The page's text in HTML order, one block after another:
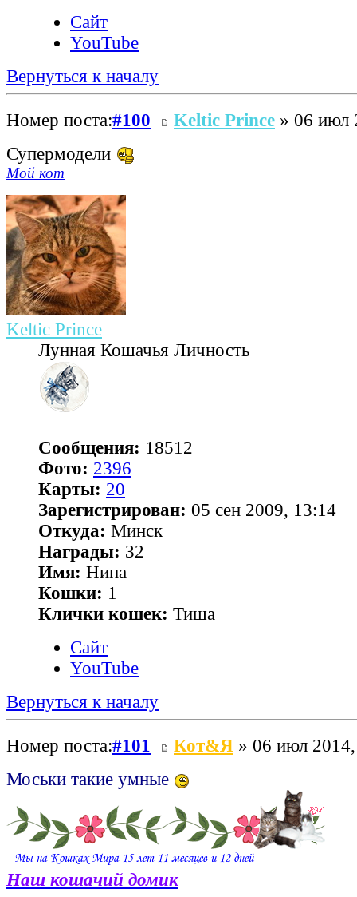
Сайт
YouTube
Вернуться к началу
Номер поста:#100 Keltic Prince » 06 июл
Супермодели
Мой кот
Keltic Prince
Лунная Кошачья Личность
Сообщения: 18512
Фото: 2396
Карты: 20
Зарегистрирован: 05 сен 2009, 13:14
Откуда: Минск
Награды: 32
Имя: Нина
Кошки: 1
Клички кошек: Тиша
Сайт
YouTube
Вернуться к началу
Номер поста:#101 Кот&Я » 06 июл
Моськи такие умные
Наш кошачий домик